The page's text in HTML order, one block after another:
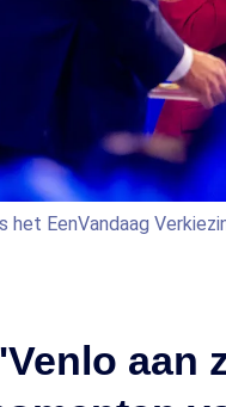
het EenVandaag
aan